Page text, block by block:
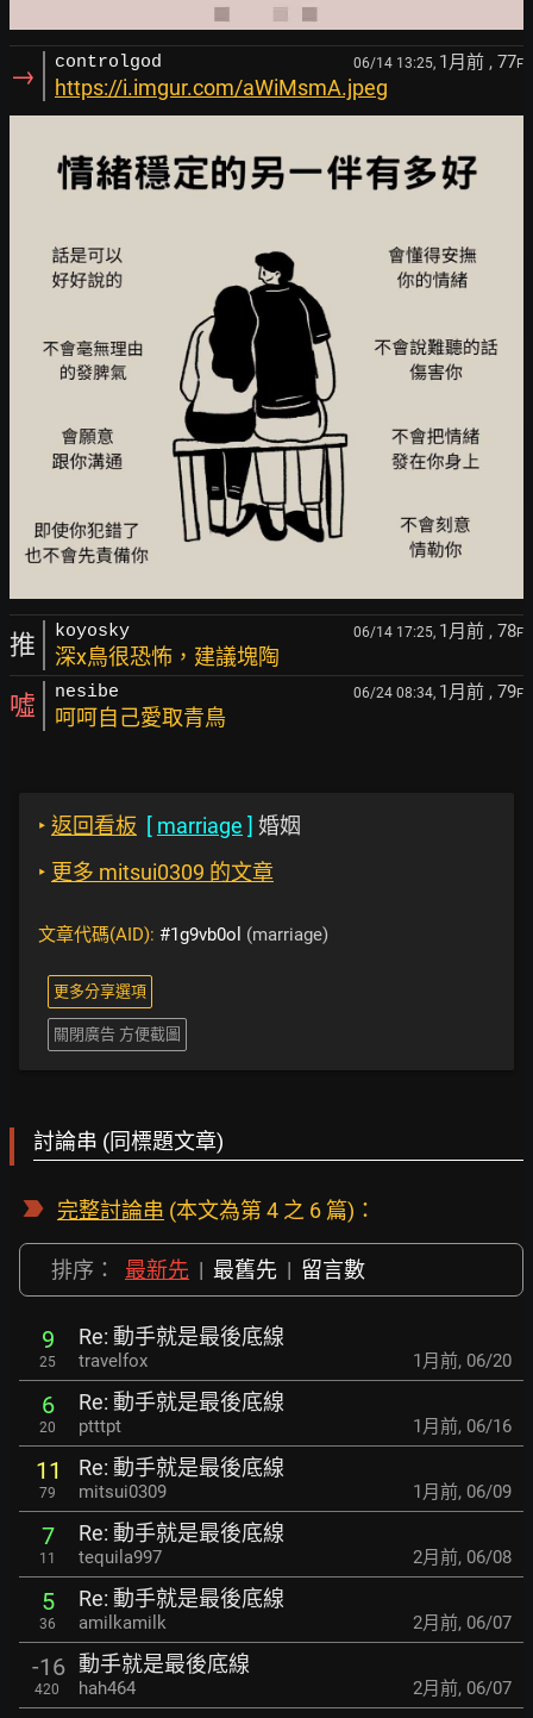
→ controlgod 06/14 13:25, 1月前 , 77F
https://i.imgur.com/aWiMsmA.jpeg
推 koyosky 06/14 17:25, 1月前 , 78F
深x鳥很恐怖，建議塊陶
噓 nesibe 06/24 08:34, 1月前 , 79F
呵呵自己愛取青鳥
‣ 返回看板 [ marriage ] 婚姻
‣ 更多 mitsui0309 的文章
文章代碼(AID): #1g9vb0ol (marriage)
更多分享選項
關閉廣告 方便截圖
討論串 (同標題文章)
完整討論串 (本文為第 4 之 6 篇)：
排序： 最新先 | 最舊先 | 留言數
9
25
Re: 動手就是最後底線
travelfox 1月前, 06/20
6
20
Re: 動手就是最後底線
ptttpt 1月前, 06/16
11
79
Re: 動手就是最後底線
mitsui0309 1月前, 06/09
7
11
Re: 動手就是最後底線
tequila997 2月前, 06/08
5
36
Re: 動手就是最後底線
amilkamilk 2月前, 06/07
-16
420
動手就是最後底線
hah464 2月前, 06/07